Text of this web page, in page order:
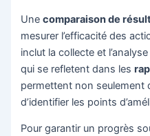
Unecomparaison de
mesurer l’efficacité des
inclut la collecte et
qui se refletent dans les
permettent non seulement
d’identifier les points
Pour garantir un progrès